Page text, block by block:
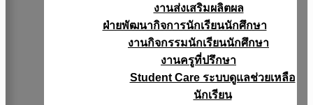
งานส่งเสริมผลิตผล
ฝ่ายพัฒนากิจการนักเรียนนักศึกษา
งานกิจกรรมนักเรียนนักศึกษา
งานครูที่ปรึกษา
Student Care ระบบดูแลช่วยเหลือ
นักเรียน